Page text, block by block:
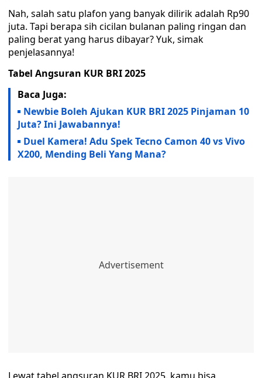
Nah, salah satu plafon yang banyak dilirik adalah Rp90
juta. Tapi berapa sih cicilan bulanan paling ringan dan
paling berat yang harus dibayar? Yuk, simak
penjelasannya!
Tabel Angsuran KUR BRI 2025
Baca Juga:
Newbie Boleh Ajukan KUR BRI 2025 Pinjaman 10
Juta? Ini Jawabannya!
Duel Kamera! Adu Spek Tecno Camon 40 vs Vivo
X200, Mending Beli Yang Mana?